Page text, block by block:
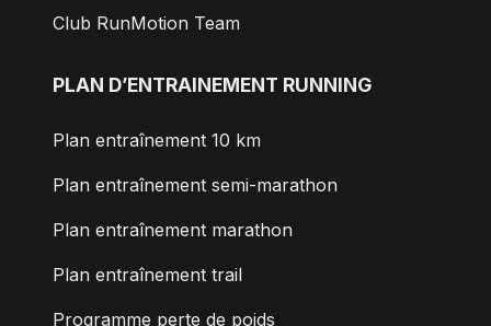
Club RunMotion Team
PLAN D’ENTRAINEMENT RUNNING
Plan entraînement 10 km
Plan entraînement semi-marathon
Plan entraînement marathon
Plan entraînement trail
Programme perte de poids